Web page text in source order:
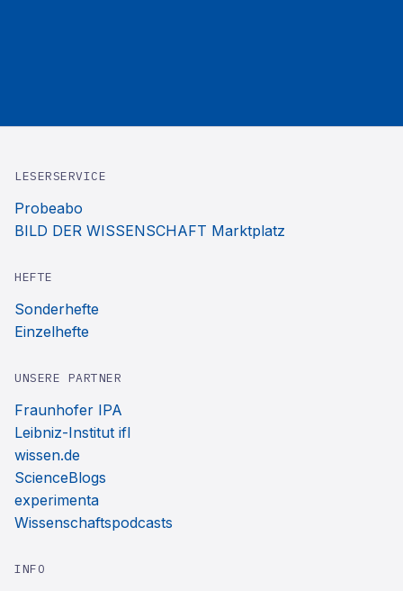
LESERSERVICE
Probeabo
BILD DER WISSENSCHAFT Marktplatz
HEFTE
Sonderhefte
Einzelhefte
UNSERE PARTNER
Fraunhofer IPA
Leibniz-Institut ifl
wissen.de
ScienceBlogs
experimenta
Wissenschaftspodcasts
INFO